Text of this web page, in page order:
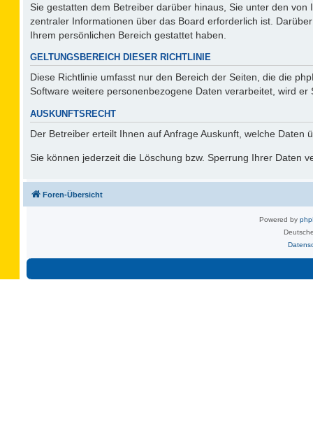
Sie gestatten dem Betreiber darüber hinaus, Sie unter den
zentraler Informationen über das Board erforderlich ist.
Ihrem persönlichen Bereich gestattet haben.
GELTUNGSBEREICH DIESER RICHTLINIE
Diese Richtlinie umfasst nur den Bereich der Seiten, die die
Software weitere personenbezogene Daten verarbeitet, wird
AUSKUNFTSRECHT
Der Betreiber erteilt Ihnen auf Anfrage Auskunft, welche Daten
Sie können jederzeit die Löschung bzw. Sperrung Ihrer Daten
Foren-Übersicht
Powered by